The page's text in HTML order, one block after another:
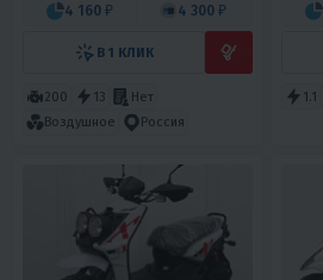
4 160 ₽ 4 300 ₽
В 1 КЛИК
200 13
Нет
Воздушное
Россия
1.1